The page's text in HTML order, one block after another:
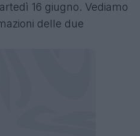
16 giugno. Vediamo
delle due